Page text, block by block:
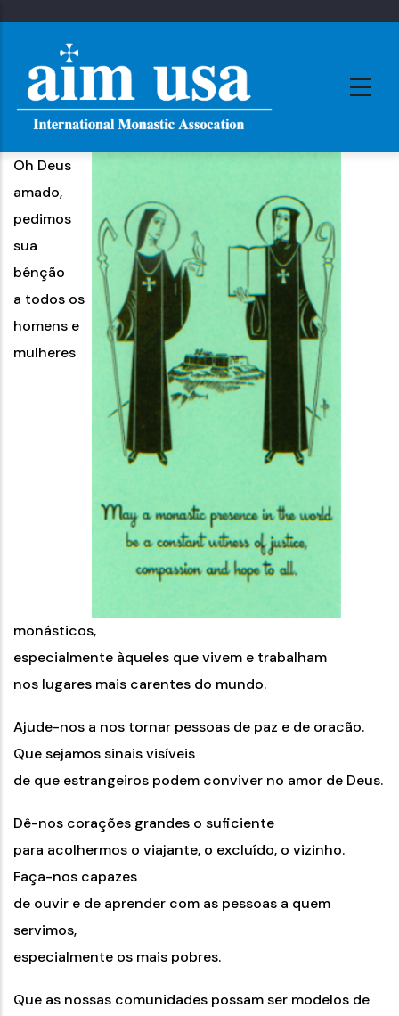
main
content
Oh Deus
amado,
pedimos
sua
bênção
a todos os
homens e
mulheres
monásticos,
especialmente àqueles que vivem e trabalham
nos lugares mais carentes do mundo.
Ajude-nos a nos tornar pessoas de paz e de oracão.
Que sejamos sinais visíveis
de que estrangeiros podem conviver no amor de Deus.
Dê-nos corações grandes o suficiente
para acolhermos o viajante, o excluído, o vizinho.
Faça-nos capazes
de ouvir e de aprender com as pessoas a quem
servimos,
especialmente os mais pobres.
Que as nossas comunidades possam ser modelos de